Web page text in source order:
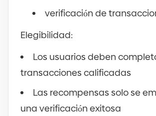
verificación de
Elegibilidad:
Los usuarios deben
transacciones calificadas
Las recompensas solo se
una verificación exitosa